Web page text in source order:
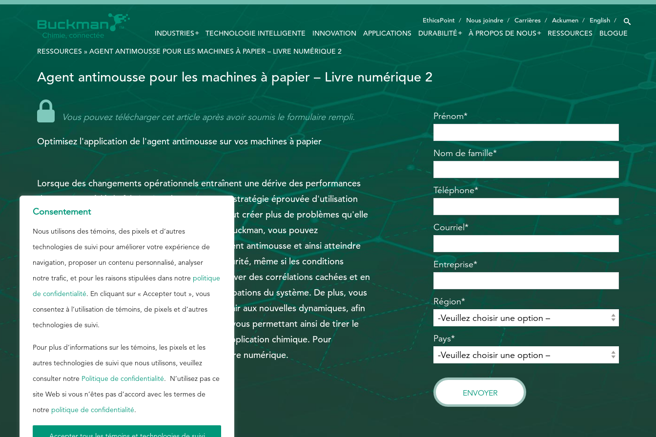
Consentement
Nous utilisons des témoins, des pixels et d’autres
technologies de suivi pour améliorer votre expérience de
navigation, proposer un contenu personnalisé, analyser
notre trafic, et pour les raisons stipulées dans notre politique
de confidentialité. En cliquant sur « Accepter tout », vous
consentez à l’utilisation de témoins, de pixels et d’autres
technologies de suivi.
Pour plus d’informations sur les témoins, les pixels et les
autres technologies de suivi que nous utilisons, veuillez
consulter notre Politique de confidentialité. N’utilisez pas ce
site Web si vous n’êtes pas d’accord avec les termes de
notre politique de confidentialité.
INNOVATION
APPLICATIONS
DURABILITÉ
RESSOURCES
EthicsPoint
Ackumen
Rechercher
:
Rechercher
EthicsPoint Nous joindre Carrières Ackumen English
INDUSTRIES TECHNOLOGIE INTELLIGENTE INNOVATION APPLICATIONS DURABILITÉ À PROPOS DE NOUS RESSOURCES BLOGUE
RESSOURCES » AGENT ANTIMOUSSE POUR LES MACHINES À PAPIER – LIVRE NUMÉRIQUE 2
Agent antimousse pour les machines à papier – Livre numérique 2
Vous pouvez télécharger cet article après avoir soumis le formulaire rempli.
Optimisez l'application de l'agent antimousse sur vos machines à papier
Lorsque des changements opérationnels entraînent une dérive des performances
de votre procédé de fabrication du papier, votre stratégie éprouvée d'utilisation
d'un agent antimousse pour machine à papier peut créer plus de problèmes qu'elle
n'en résout. Cependant, en faisant équipe avec Buckman, vous pouvez
continuellement optimiser votre application d'agent antimousse et ainsi atteindre
vos objectifs de qualité, de production et de sécurité, même si les conditions
changent. Avec Buckman, votre équipe peut trouver des corrélations cachées et en
tenir compte pour prévoir et résoudre les perturbations du système.​​​​​​​ De plus, vous
pouvez continuellement adapter le contrôle de l'air aux nouvelles dynamiques, afin
de réduire l'air entraîné et la mousse de surface, vous permettant ainsi de tirer le
meilleur parti de votre équipement et de votre application chimique.​​​​​​​ Pour
apprendre comment, consultez notre nouveau livre numérique.
Prénom*
Nom de famille*
Téléphone*
Courriel*
Entreprise*
Région*
Pays*